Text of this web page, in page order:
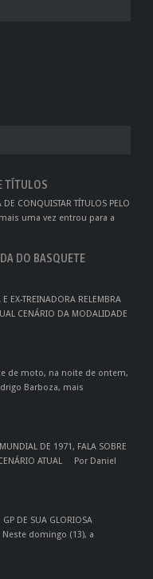
TÍTULOS
CONQUISTAR TÍTULOS PELO
uma vez entrou para a
DO BASQUETE
EX-TREINADORA RELEMBRA
CENÁRIO DA MODALIDADE
te de moto, na noite de ontem,
Barboza, mais
DE 1971, FALA SOBRE
CENÁRIO ATUAL Por Daniel
GP DE SUA GLORIOSA
Neste domingo (13), a